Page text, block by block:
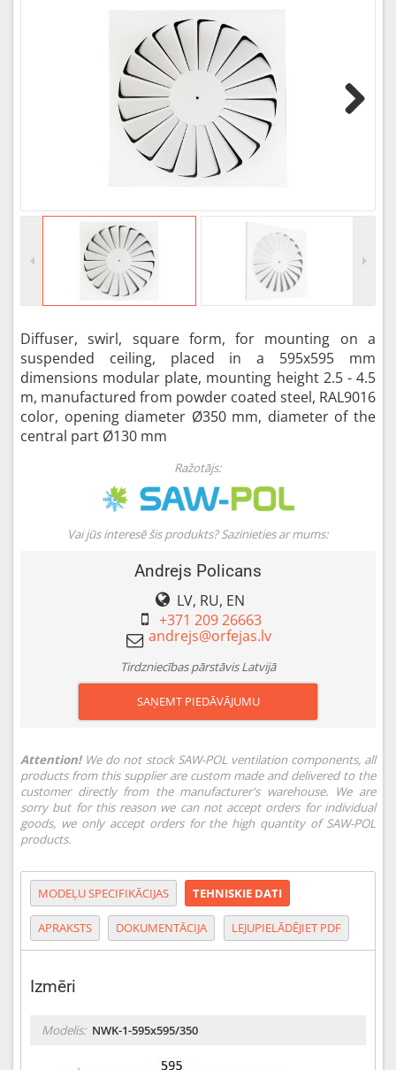
Diffuser, swirl, square form, for mounting on a
suspended ceiling, placed in a 595x595 mm
dimensions modular plate, mounting height 2.5 - 4.5
m, manufactured from powder coated steel, RAL9016
color, opening diameter Ø350 mm, diameter of the
central part Ø130 mm
Ražotājs:
Vai jūs interesē šis produkts? Sazinieties ar mums:
Andrejs Policans
LV, RU, EN
+371 209 26663
Tirdzniecības pārstāvis Latvijā
SAŅEMT PIEDĀVĀJUMU
Attention!We do not stock SAW-POL ventilation components, all
products from this supplier are custom made and delivered to the
customer directly from the manufacturer's warehouse. We are
sorry but for this reason we can not accept orders for individual
goods, we only accept orders for the high quantity of SAW-POL
products.
MODEĻU SPECIFIKĀCIJAS TEHNISKIE DATI
APRAKSTS DOKUMENTĀCIJA LEJUPIELĀDĒJIET PDF
Izmēri
Modelis: NWK-1-595x595/350